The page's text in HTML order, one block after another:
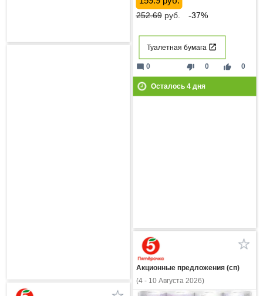
252.69руб. -37%
Туалетная бумага
thumb_down 0 thumb_up 0
mode_comment 0
Осталось 4дня
Акционные предложения (сп)
(4 - 10 Августа 2026)